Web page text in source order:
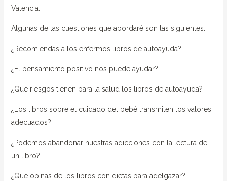
Valencia.
Algunas de las cuestiones que abordaré son las siguientes:
¿Recomiendas a los enfermos libros de autoayuda?
¿El pensamiento positivo nos puede ayudar?
¿Qué riesgos tienen para la salud los libros de autoayuda?
¿Los libros sobre el cuidado del bebé transmiten los valores
adecuados?
¿Podemos abandonar nuestras adicciones con la lectura de
un libro?
¿Qué opinas de los libros con dietas para adelgazar?